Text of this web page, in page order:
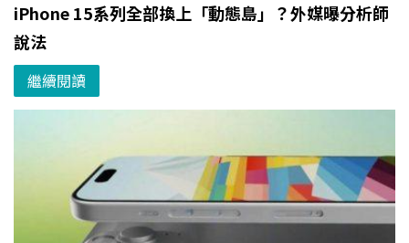
iPhone 15系列全部換上「動態島」？外媒曝分析師
說法
繼續閱讀